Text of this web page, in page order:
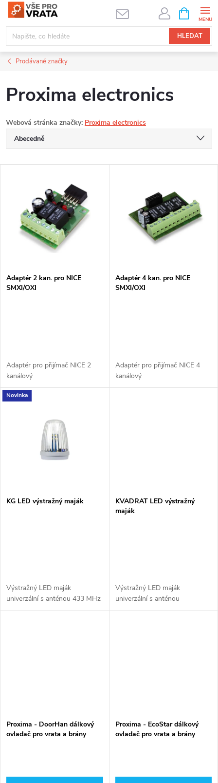
Přejít
obsah
HLEDAT
NÁKUPNÍ
KOŠÍK
Prodávané značky
Proxima electronics
Webová stránka značky: Proxima electronics
Ř
a
p
d
u
k
Abecedně
Nejprodávanější
s
p
d
u
Adaptér 2 kan. pro NICE
SMXI/OXI
Adaptér pro přijímač NICE 2
kanálový
Adaptér 4 kan. pro NICE
SMXI/OXI
Adaptér pro přijímač NICE 4
kanálový
Novinka
KG LED výstražný maják
Výstražný LED maják
univerzální s anténou 433 MHz
KVADRAT LED výstražný
maják
Výstražný LED maják
univerzální s anténou
Proxima - DoorHan dálkový
ovladač pro vrata a brány
Proxima - EcoStar dálkový
ovladač pro vrata a brány